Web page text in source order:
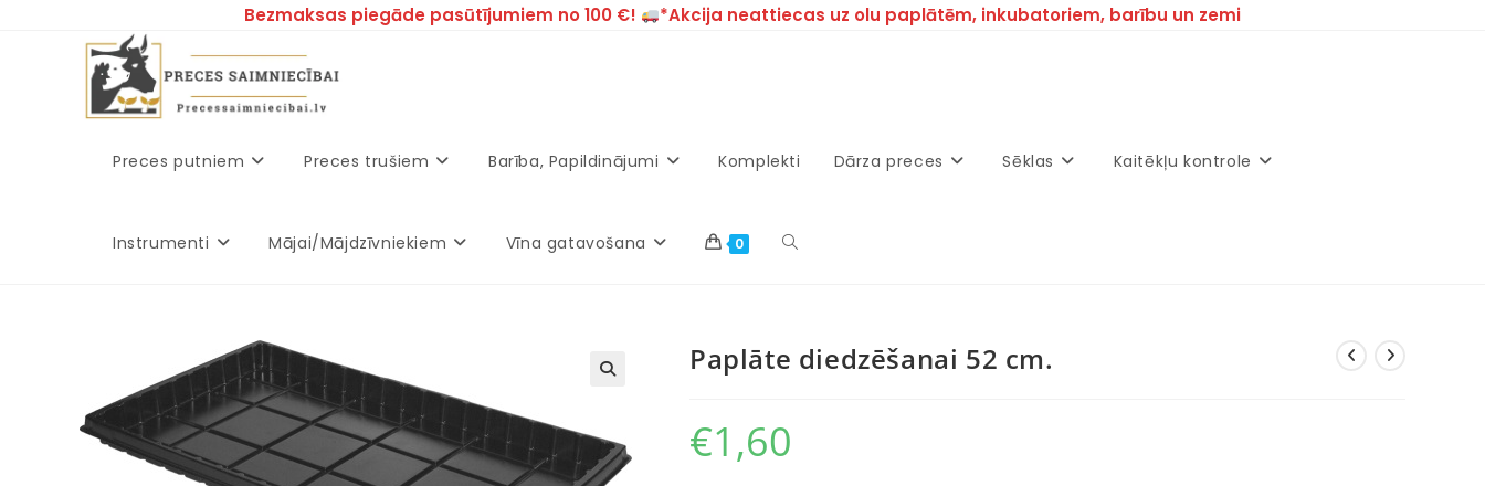
Bezmaksas piegāde pasūtījumiem no 100 €! *Akcija neattiecas uz olu paplātēm, inkubatoriem, barību un zemi
Preces putniem Preces trušiem Barība, Papildinājumi Komplekti Dārza preces Sēklas Kaitēkļu kontrole
Instrumenti Mājai/Mājdzīvniekiem Vīna gatavošana 0
Paplāte diedzēšanai 52 cm.
€1,60